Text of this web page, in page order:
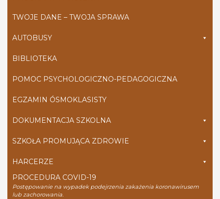
TWOJE DANE – TWOJA SPRAWA
AUTOBUSY
BIBLIOTEKA
POMOC PSYCHOLOGICZNO-PEDAGOGICZNA
EGZAMIN ÓSMOKLASISTY
DOKUMENTACJA SZKOLNA
SZKOŁA PROMUJĄCA ZDROWIE
HARCERZE
PROCEDURA COVID-19
Postępowanie na wypadek podejrzenia zakażenia koronawirusem
lub zachorowania.